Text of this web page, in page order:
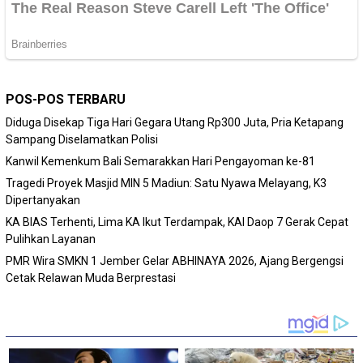
POS-POS TERBARU
Diduga Disekap Tiga Hari Gegara Utang Rp300 Juta, Pria Ketapang
Sampang Diselamatkan Polisi
Kanwil Kemenkum Bali Semarakkan Hari Pengayoman ke-81
Tragedi Proyek Masjid MIN 5 Madiun: Satu Nyawa Melayang, K3
Dipertanyakan
KA BIAS Terhenti, Lima KA Ikut Terdampak, KAI Daop 7 Gerak Cepat
Pulihkan Layanan
PMR Wira SMKN 1 Jember Gelar ABHINAYA 2026, Ajang Bergengsi
Cetak Relawan Muda Berprestasi